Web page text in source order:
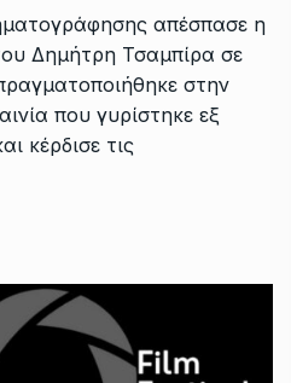
απέσπασε η
Δημήτρη Τσαμπίρα σε
στην
που γυρίστηκε εξ
κέρδισε τις